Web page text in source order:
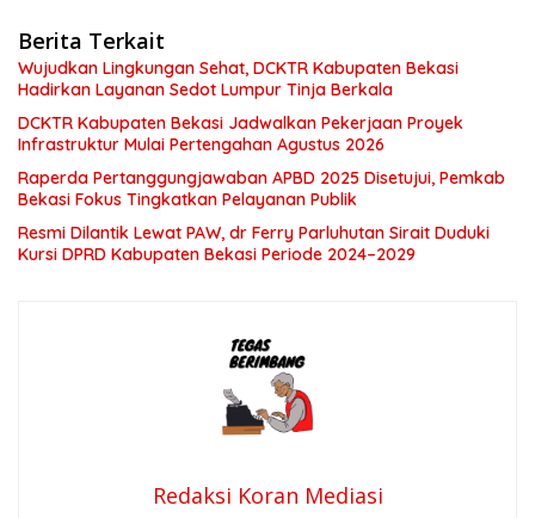
Berita Terkait
Wujudkan Lingkungan Sehat, DCKTR Kabupaten Bekasi
Hadirkan Layanan Sedot Lumpur Tinja Berkala
DCKTR Kabupaten Bekasi Jadwalkan Pekerjaan Proyek
Infrastruktur Mulai Pertengahan Agustus 2026
Raperda Pertanggungjawaban APBD 2025 Disetujui, Pemkab
Bekasi Fokus Tingkatkan Pelayanan Publik
Resmi Dilantik Lewat PAW, dr Ferry Parluhutan Sirait Duduki
Kursi DPRD Kabupaten Bekasi Periode 2024–2029
Redaksi Koran Mediasi